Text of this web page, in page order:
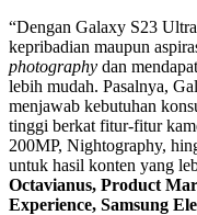
“Dengan Galaxy S23
kepribadian maupun
photography dan
lebih mudah. Pasalnya,
menjawab kebutuhan
tinggi berkat fitur-fitur
200MP, Nightography,
untuk hasil konten yang
Octavianus, Product
Experience, Samsung